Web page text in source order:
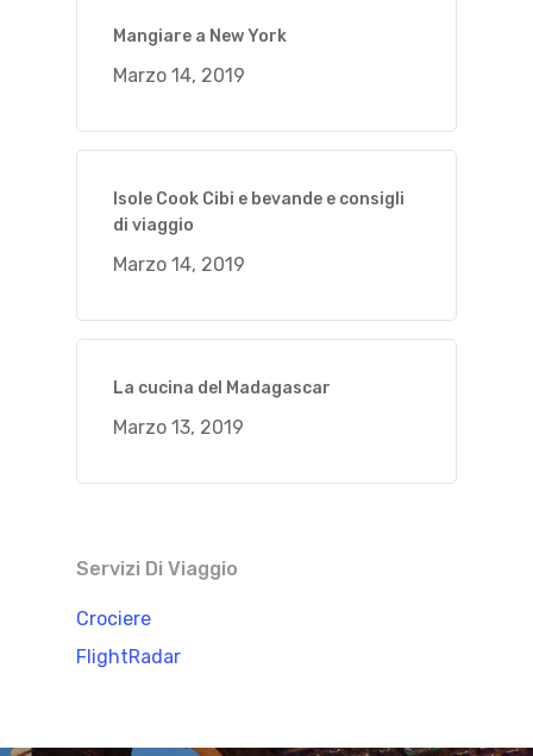
Mangiare a New York
Marzo 14, 2019
Isole Cook Cibi e bevande e consigli
di viaggio
Marzo 14, 2019
La cucina del Madagascar
Marzo 13, 2019
Servizi Di Viaggio
Crociere
FlightRadar